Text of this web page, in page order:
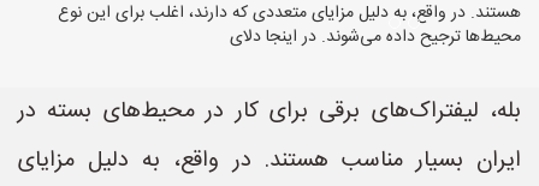
هستند. در واقع، به دلیل مزایای متعددی که دارند، اغلب برای این نوع
محیط‌ها ترجیح داده می‌شوند. در اینجا دلای
بله، لیفتراک‌های برقی برای کار در محیط‌های بسته در
ایران بسیار مناسب هستند. در واقع، به دلیل مزایای